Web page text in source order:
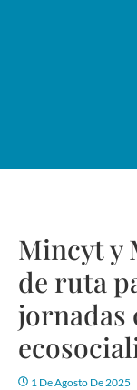
Mincyt y
de ruta
jornadas
1 De Agosto De 2025